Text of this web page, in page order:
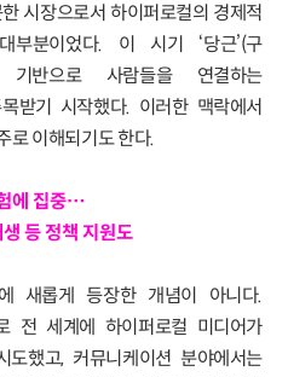
시장으로서 하이퍼로컬의 경제적
부분이었다. 이 시기 ‘당근’(구
반으로 사람들을 연결하는
받기 시작했다. 이러한 맥락에서
로 이해되기도 한다.
에 집중…
등 정책 지원도
새롭게 등장한 개념이 아니다.
전 세계에 하이퍼로컬 미디어가
했고, 커뮤니케이션 분야에서는